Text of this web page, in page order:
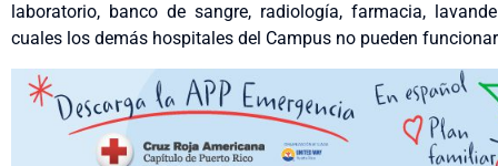
laboratorio, banco de sangre, radiología, farmacia,
cuales los demás hospitales del Campus no pueden